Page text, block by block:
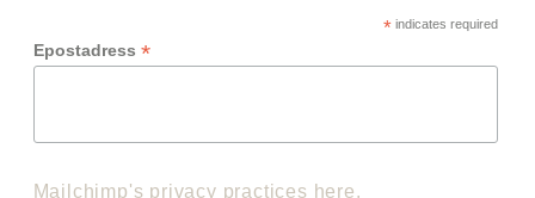
*indicates required
Epostadress *
Mailchimp's privacy practices here.